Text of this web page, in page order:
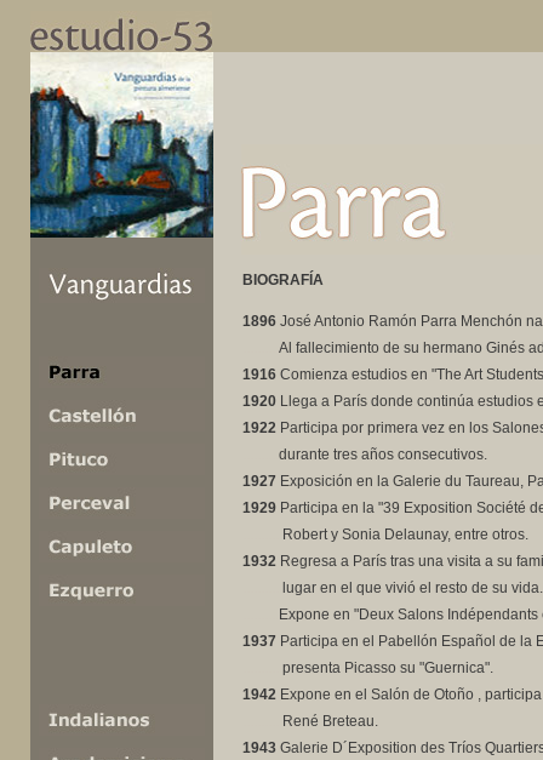
BIOGRAFÍA
1896 José Antonio Ramón Parra Menchón
Al fallecimiento de su hermano Ginés
1916 Comienza estudios en "The Art
1920 Llega a París donde continúa estudios
1922 Participa por primera vez en los
durante tres años consecutivos.
1927 Exposición en la Galerie du Taureau,
1929 Participa en la "39 Exposition Société
Robert y Sonia Delaunay, entre otros.
1932 Regresa a París tras una visita a su
lugar en el que vivió el resto de su vida.
Expone en "Deux Salons
1937 Participa en el Pabellón Español de la
presenta Picasso su "Guernica".
1942 Expone en el Salón de Otoño ,
René Breteau.
1943 Galerie D´Exposition des Tríos